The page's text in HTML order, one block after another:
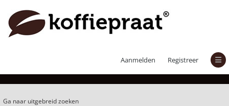
Aanmelden Registreer
Ga naar uitgebreid zoeken